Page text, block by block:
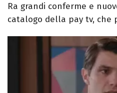
Ra grandi conferme e
catalogo della pay tv, che